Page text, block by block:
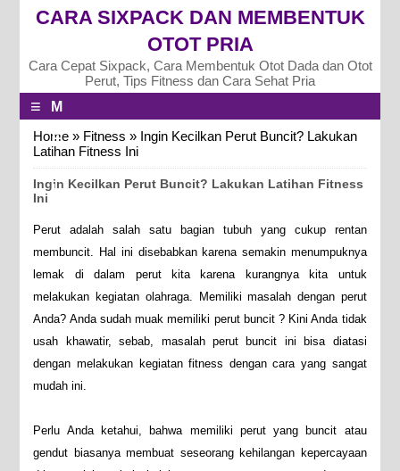
CARA SIXPACK DAN MEMBENTUK
OTOT PRIA
Cara Cepat Sixpack, Cara Membentuk Otot Dada dan Otot
Perut, Tips Fitness dan Cara Sehat Pria
≡
M
E
U
Home » Fitness » Ingin Kecilkan Perut Buncit? Lakukan
Latihan Fitness Ini
Ingin Kecilkan Perut Buncit? Lakukan Latihan Fitness
Ini
Perut adalah salah satu bagian tubuh yang cukup rentan
membuncit. Hal ini disebabkan karena semakin menumpuknya
lemak di dalam perut kita karena kurangnya kita untuk
melakukan kegiatan olahraga. Memiliki masalah dengan perut
Anda? Anda sudah muak memiliki perut buncit ? Kini Anda tidak
usah khawatir, sebab, masalah perut buncit ini bisa diatasi
dengan melakukan kegiatan fitness dengan cara yang sangat
mudah ini.
Perlu Anda ketahui, bahwa memiliki perut yang buncit atau
gendut biasanya membuat seseorang kehilangan kepercayaan